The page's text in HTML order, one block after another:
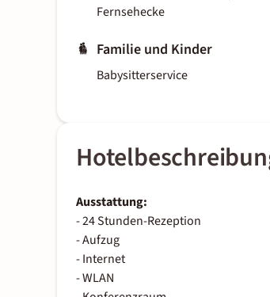
Fernsehecke
Familie und Kinder
Babysitterservice
Ausstattung:
- 24 Stunden-Rezeption
- Aufzug
- Internet
- WLAN